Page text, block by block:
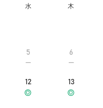
水 木
5 6
12 13